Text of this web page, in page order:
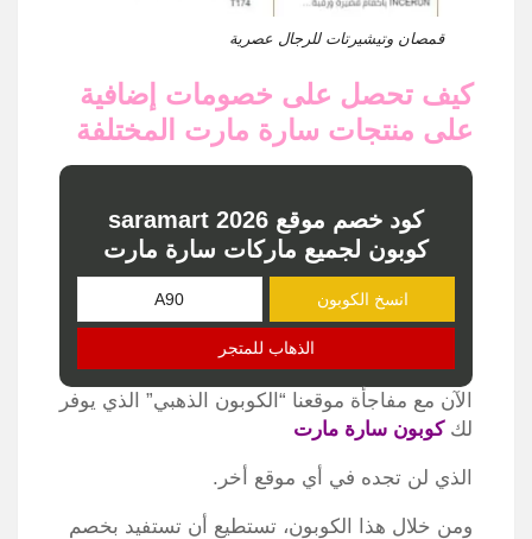
قمصان وتيشيرتات للرجال عصرية
كيف تحصل على خصومات إضافية
على منتجات سارة مارت المختلفة
كود خصم موقع saramart 2026
كوبون لجميع ماركات سارة مارت
انسخ الكوبون
الذهاب للمتجر
الآن مع مفاجأة موقعنا “الكوبون الذهبي” الذي يوفر
لككوبون سارة مارت
الذي لن تجده في أي موقع أخر.
ومن خلال هذا الكوبون، تستطيع أن تستفيد بخصم